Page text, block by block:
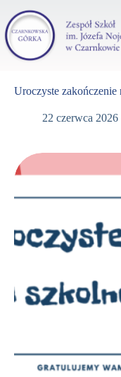
Uroczyste
22 czerwca 2026